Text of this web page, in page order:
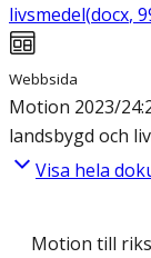
livsmedel(docx,
Webbsida
Motion 2023/
landsbygd och
Visa hela
Motion till